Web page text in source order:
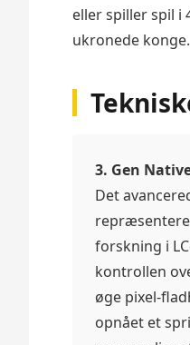
eller spiller spil i
ukronede konge.
3. Gen
Det
forskning i
kontrollen
øge pixel-
opnået et